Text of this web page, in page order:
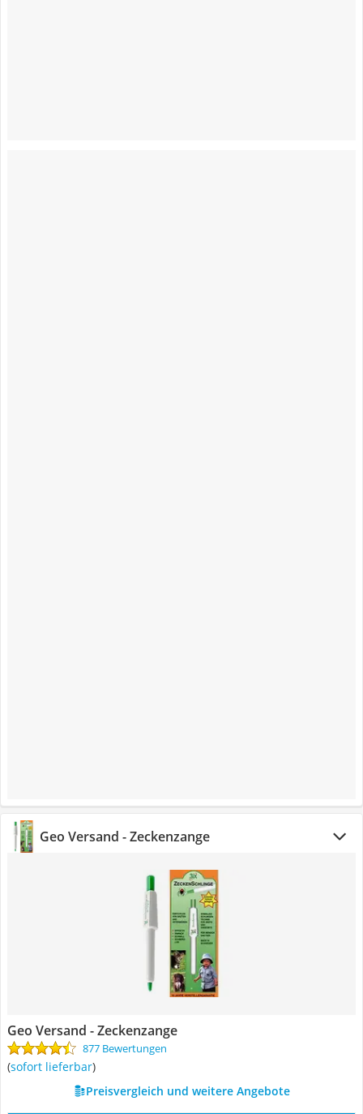
Geo Versand - Zeckenzange
Geo Versand - Zeckenzange
877 Bewertungen
( sofort lieferbar)
Preisvergleich und weitere Angebote